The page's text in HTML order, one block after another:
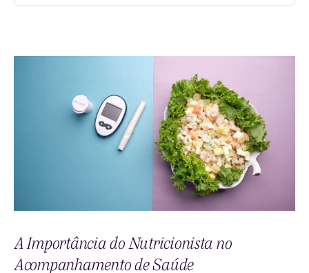
A Importância do Nutricionista no
Acompanhamento de Saúde